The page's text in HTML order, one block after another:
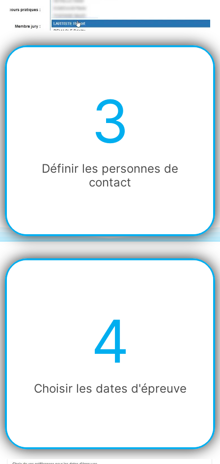
3
Définir les personnes de
contact
Etape
3
4
Choisir les dates d'épreuve
Etape
4